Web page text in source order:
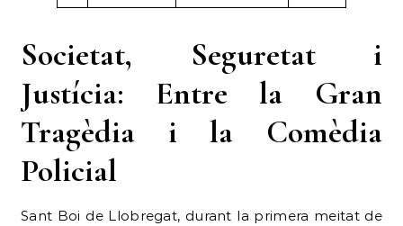
Societat, Seguretat i
Justícia: Entre la Gran
Tragèdia i la Comèdia
Policial
Sant Boi de Llobregat, durant la primera meitat de